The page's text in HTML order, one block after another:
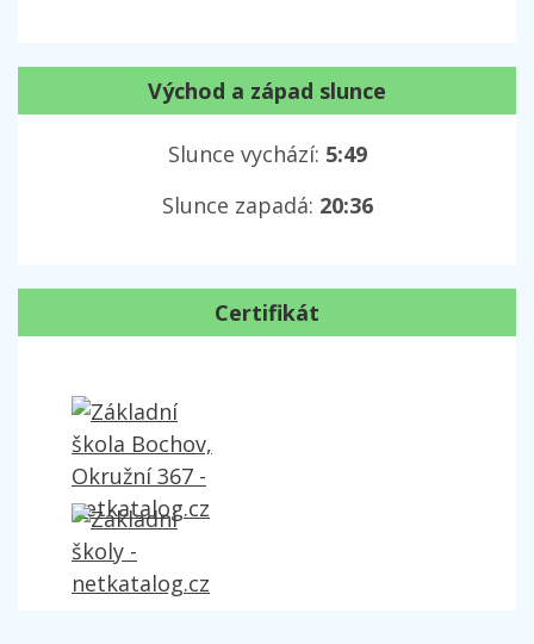
Východ a západ slunce
Slunce vychází: 5:49
Slunce zapadá: 20:36
Certifikát